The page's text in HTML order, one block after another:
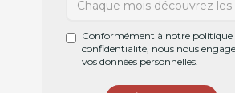
Conformément à notre politique
confidentialité, nous nous
vos données personnelles.